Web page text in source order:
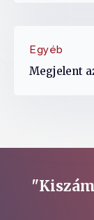
Egyéb
Megjelent